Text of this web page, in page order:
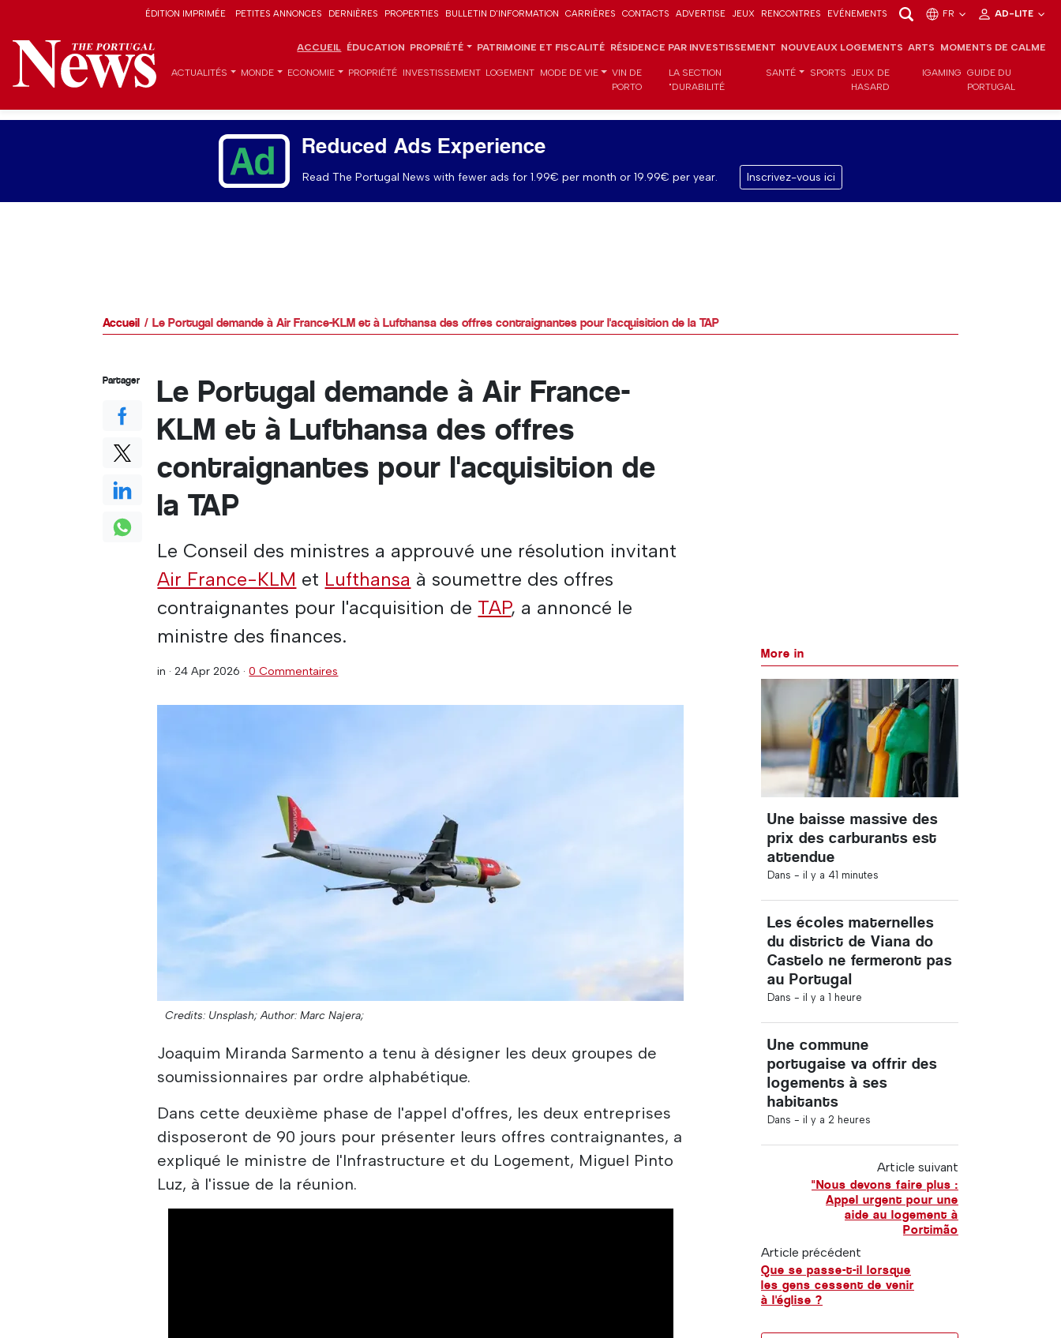
ÉDITION IMPRIMÉE PETITES ANNONCES DERNIÈRES PROPERTIES BULLETIN D'INFORMATION CARRIÈRES CONTACTS ADVERTISE JEUX RENCONTRES EVÉNEMENTS FR AD-LITE
ACCUEIL ÉDUCATION PROPRIÉTÉ PATRIMOINE ET FISCALITÉ RÉSIDENCE PAR INVESTISSEMENT NOUVEAUX LOGEMENTS ARTS MOMENTS DE CALME
ACTUALITÉS MONDE ECONOMIE PROPRIÉTÉ INVESTISSEMENT LOGEMENT MODE DE VIE
VIN DE
PORTO
LA SECTION
"DURABILITÉ
SANTÉ SPORTS JEUX DE
HASARD
IGAMING GUIDE DU
PORTUGAL
Reduced Ads Experience
Read The Portugal News with fewer ads for 1.99€ per month or 19.99€ per year. Inscrivez-vous ici
Accueil Le Portugal demande à Air France-KLM et à Lufthansa des offres contraignantes pour l'acquisition de la TAP
Le Portugal demande à Air France-
KLM et à Lufthansa des offres
contraignantes pour l'acquisition de
la TAP
Le Conseil des ministres a approuvé une résolution invitant
Air France-KLM et Lufthansa à soumettre des offres
contraignantes pour l'acquisition de TAP, a annoncé le
ministre des finances.
in ·24 Apr 2026 ·0 Commentaires
Credits: Unsplash; Author: Marc Najera;
Joaquim Miranda Sarmento a tenu à désigner les deux groupes de
soumissionnaires par ordre alphabétique.
Dans cette deuxième phase de l'appel d'offres, les deux entreprises
disposeront de 90 jours pour présenter leurs offres contraignantes, a
expliqué le ministre de l'Infrastructure et du Logement, Miguel Pinto
Luz, à l'issue de la réunion.
Partager
More in
Une baisse massive des
prix des carburants est
attendue
Dans - il y a 41 minutes
Les écoles maternelles
du district de Viana do
Castelo ne fermeront pas
au Portugal
Dans - il y a 1 heure
Une commune
portugaise va offrir des
logements à ses
habitants
Dans - il y a 2 heures
Article suivant
"Nous devons faire plus :
Appel urgent pour une
aide au logement à
Portimão
Article précédent
Que se passe-t-il lorsque
les gens cessent de venir
à l'église ?